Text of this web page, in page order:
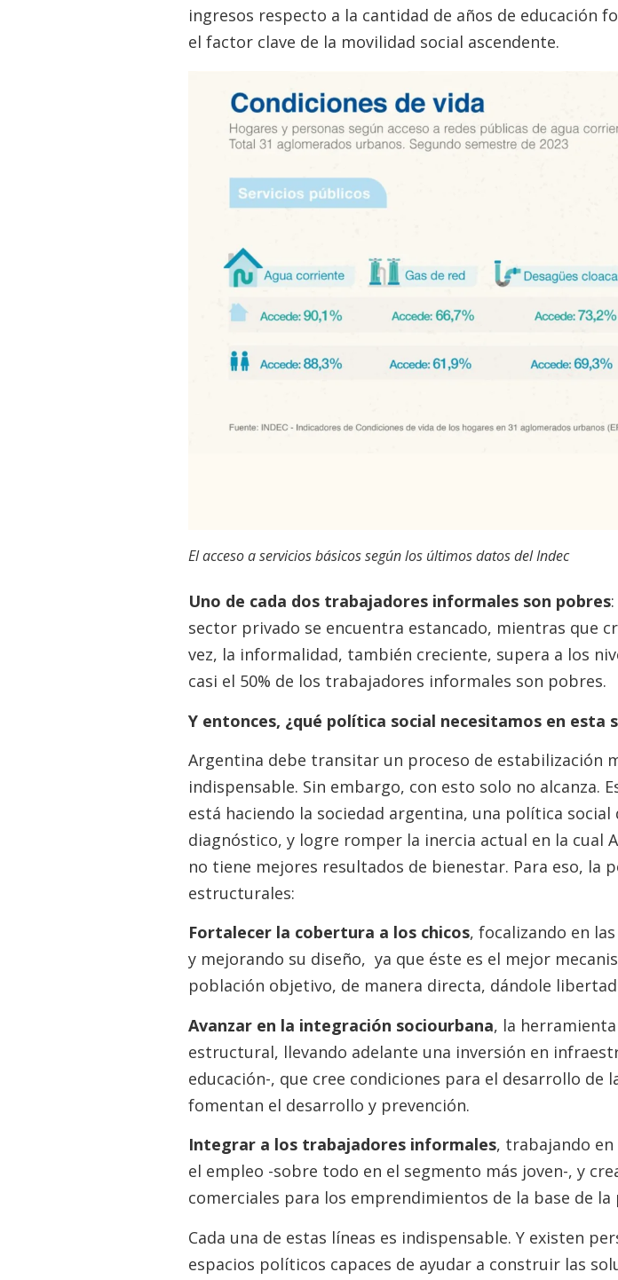
ingresos respecto a la cantidad de años de educación
el factor clave de la movilidad social ascendente.
El acceso a servicios básicos según los últimos datos del Indec
Uno de cada dos trabajadores informales son pobres
sector privado se encuentra estancado, mientras que
vez, la informalidad, también creciente, supera a los
casi el 50% de los trabajadores informales son pobres.
Y entonces, ¿qué política social necesitamos en esta
Argentina debe transitar un proceso de estabilización
indispensable. Sin embargo, con esto solo no alcanza.
está haciendo la sociedad argentina, una política
diagnóstico, y logre romper la inercia actual en la cual
no tiene mejores resultados de bienestar. Para eso, la
estructurales:
Fortalecer la cobertura a los chicos, focalizando en
y mejorando su diseño, ya que éste es el mejor
población objetivo, de manera directa, dándole
Avanzar en la integración sociourbana, la
estructural, llevando adelante una inversión en
educación-, que cree condiciones para el desarrollo
fomentan el desarrollo y prevención.
Integrar a los trabajadores informales, trabajando
el empleo -sobre todo en el segmento más joven-, y
comerciales para los emprendimientos de la base de la
Cada una de estas líneas es indispensable. Y existen
espacios políticos capaces de ayudar a construir las